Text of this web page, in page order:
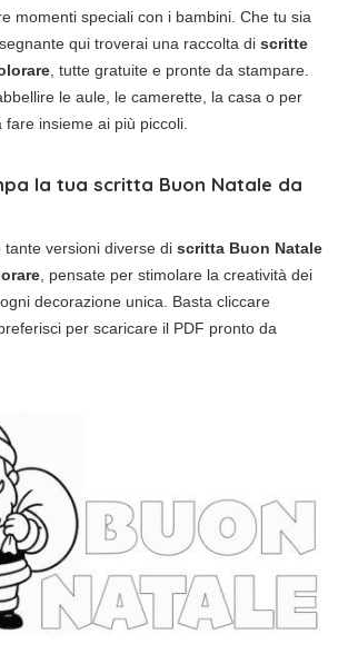
momenti speciali con i bambini. Che tu sia
qui troverai una raccolta di scritte
, tutte gratuite e pronte da stampare.
le aule, le camerette, la casa o per
insieme ai più piccoli.
la tua scritta Buon Natale da
versioni diverse di scritta Buon Natale
, pensate per stimolare la creatività dei
decorazione unica. Basta cliccare
per scaricare il PDF pronto da